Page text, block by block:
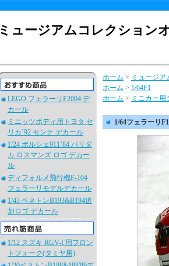
ミュージアムコレクション
LEGO フェラーリF2004 デ
カール
ミニッツボディ用トヨタ セ
リカ’92 モンテ デカール
1/24 ポルシェ911’84 パリダ
カ ロスマンズ ロゴ デカー
ル
ディフォルメ飛行機F-104
フェラーリモデルデカール
1/43 ベネトンB193&B194追
加ロゴ デカール
1/12 スズキ RGV-Γ用フロン
トフォーク(タミヤ用)
ホーム > ミュージア
ホーム > 1/64F1
ホーム > ミニカー用
1/64フェラーリ